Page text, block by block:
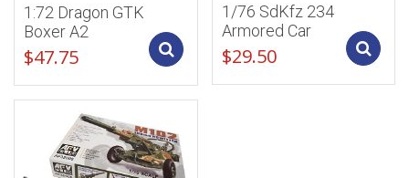
1:72 Dragon GTK
Boxer A2
$47.75 Add to cart
1/76 SdKfz 234
Armored Car
$29.50